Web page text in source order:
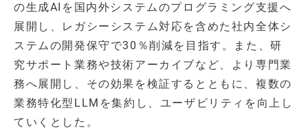
の生成AIを国内外システムのプログラミング支援へ
展開し、レガシーシステム対応を含めた社内全体シ
ステムの開発保守で30％削減を目指す。また、研
究サポート業務や技術アーカイブなど、より専門業
務へ展開し、その効果を検証するとともに、複数の
業務特化型LLMを集約し、ユーザビリティを向上し
ていくとした。